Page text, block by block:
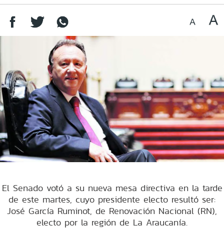
El Senado votó a su nueva mesa directiva en la tarde
de este martes, cuyo presidente electo resultó ser:
José García Ruminot, de Renovación Nacional (RN),
electo por la región de La Araucanía.